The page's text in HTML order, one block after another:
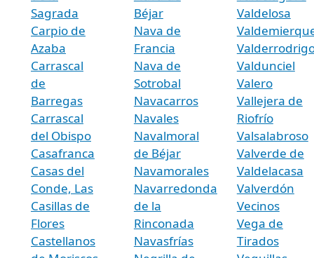
Sagrada
Carpio de
Azaba
Carrascal
de
Barregas
Carrascal
del Obispo
Casafranca
Casas del
Conde, Las
Casillas de
Flores
Castellanos
Béjar
Nava de
Francia
Nava de
Sotrobal
Navacarros
Navales
Navalmoral
de Béjar
Navamorales
Navarredonda
de la
Rinconada
Navasfrías
Valdelosa
Valdunciel
Valero
Vallejera de
Riofrío
Valsalabroso
Valverde de
Valdelacasa
Valverdón
Vecinos
Vega de
Tirados